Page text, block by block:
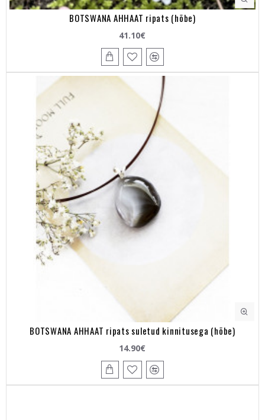
BOTSWANA AHHAAT ripats (hõbe)
41.10€
BOTSWANA AHHAAT ripats suletud kinnitusega (hõbe)
14.90€